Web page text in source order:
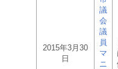
2015年3月30
日
議
会
議
員
マ
ニ